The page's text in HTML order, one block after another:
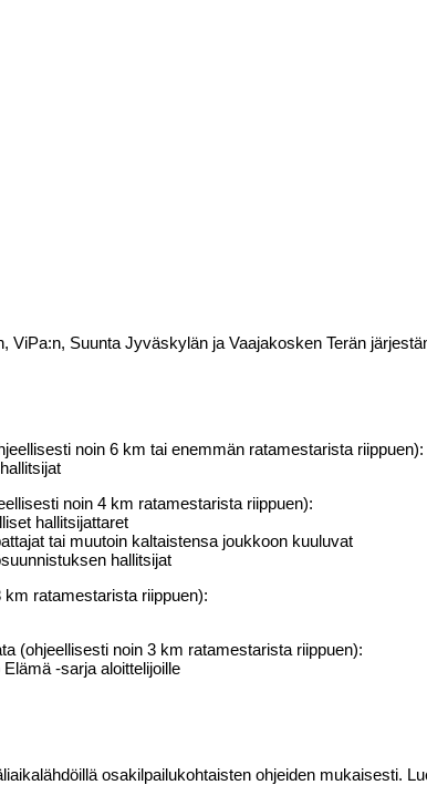
ViPa:n, Suunta Jyväskylän ja Vaajakosken Terän
noin 6 km tai enemmän ratamestarista riippuen):
noin 4 km ratamestarista riippuen):
hallitsijattaret
tai muutoin kaltaistensa joukkoon kuuluvat
hallitsijat
ratamestarista riippuen):
(ohjeellisesti noin 3 km ratamestarista riippuen):
Elämä -sarja aloittelijoille
osakilpailukohtaisten ohjeiden mukaisesti.